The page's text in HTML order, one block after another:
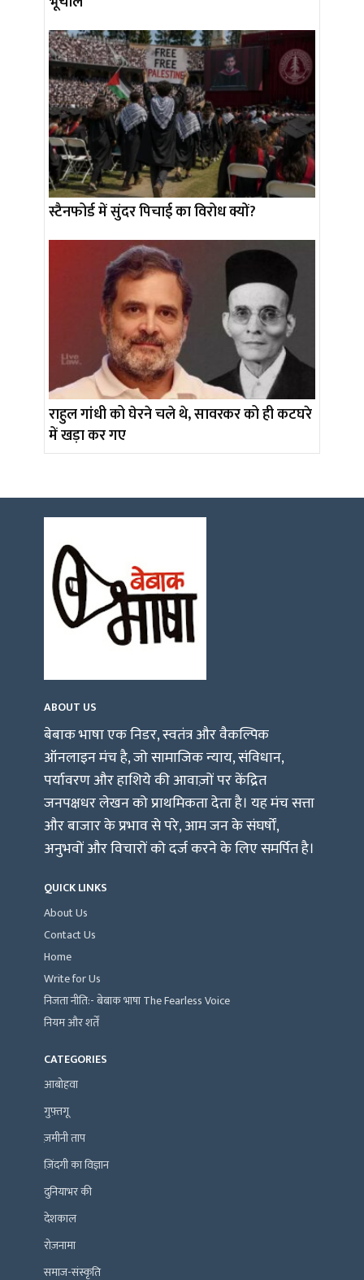
स्टैनफोर्ड में सुंदर पिचाई का विरोध क्यों?
राहुल गांधी को घेरने चले थे, सावरकर को ही कटघरे
में खड़ा कर गए
ABOUT US
बेबाक भाषा एक निडर, स्वतंत्र और वैकल्पिक
ऑनलाइन मंच है, जो सामाजिक न्याय, संविधान,
पर्यावरण और हाशिये की आवाज़ों पर केंद्रित
जनपक्षधर लेखन को प्राथमिकता देता है। यह मंच सत्ता
और बाजार के प्रभाव से परे, आम जन के संघर्षों,
अनुभवों और विचारों को दर्ज करने के लिए समर्पित है।
QUICK LINKS
About Us
Contact Us
Home
Write for Us
निजता नीति:- बेबाक भाषा The Fearless Voice
नियम और शर्तें
CATEGORIES
आबोहवा
गुफ़्तगू
ज़मीनी ताप
ज़िंदगी का विज्ञान
दुनियाभर की
देशकाल
रोज़नामा
समाज-संस्कृति